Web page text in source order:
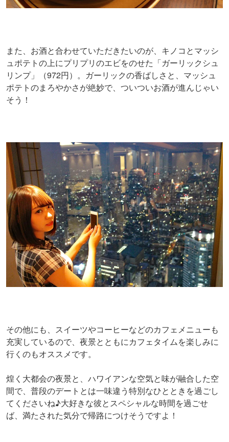
また、お酒と合わせていただきたいのが、キノコとマッシ
ュポテトの上にプリプリのエビをのせた「ガーリックシュ
リンプ」（972円）。ガーリックの香ばしさと、マッシュ
ポテトのまろやかさが絶妙で、ついついお酒が進んじゃい
そう！
その他にも、スイーツやコーヒーなどのカフェメニューも
充実しているので、夜景とともにカフェタイムを楽しみに
行くのもオススメです。
煌く大都会の夜景と、ハワイアンな空気と味が融合した空
間で、普段のデートとは一味違う特別なひとときを過ごし
てくださいね♪大好きな彼とスペシャルな時間を過ごせ
ば、満たされた気分で帰路につけそうですよ！